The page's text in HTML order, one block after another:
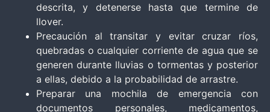
descrita, y detenerse hasta que termine de
llover.
Precaución al transitar y evitar cruzar ríos,
quebradas o cualquier corriente de agua que se
generen durante lluvias o tormentas y posterior
a ellas, debido a la probabilidad de arrastre.
Preparar una mochila de emergencia con
documentos personales, medicamentos,